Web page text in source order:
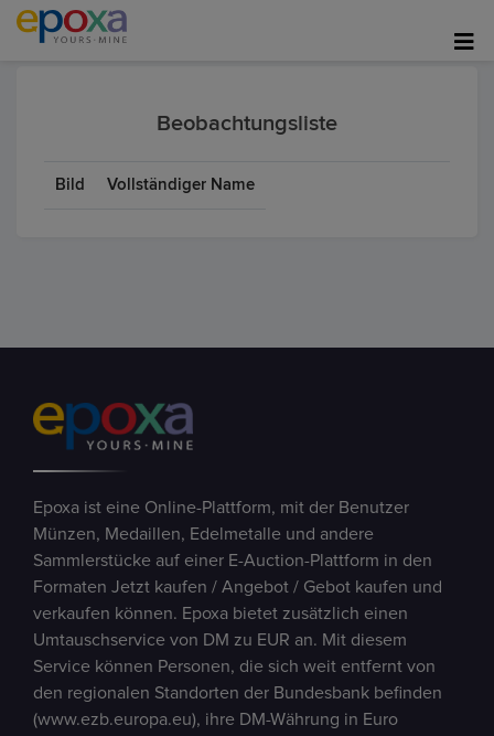
Beobachtungsliste
Bild Vollständiger Name
Epoxa ist eine Online-Plattform, mit der Benutzer
Münzen, Medaillen, Edelmetalle und andere
Sammlerstücke auf einer E-Auction-Plattform in den
Formaten Jetzt kaufen / Angebot / Gebot kaufen und
verkaufen können. Epoxa bietet zusätzlich einen
Umtauschservice von DM zu EUR an. Mit diesem
Service können Personen, die sich weit entfernt von
den regionalen Standorten der Bundesbank befinden
(www.ezb.europa.eu), ihre DM-Währung in Euro